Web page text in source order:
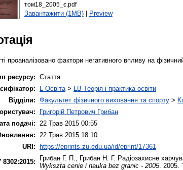
том18_2005_є.pdf
Завантажити (1MB)| Preview
проаналізовано фактори негативного впливу на
ресурсу: Стаття
L Освіта > LB Теорія і практика освіти
Відділи: Факультет фізичного виховання та спорту >
Григорій Петрович Грибан
подачі:
22 Трав 2015 00:55
22 Трав 2015 18:10
URI: https://eprints.zu.edu.ua/id/eprint/17361
Грибан Г. П. Грибан Н. Г. Радіозахисне
Wykszta cenie i nauka bez granic - 2005. 2005.